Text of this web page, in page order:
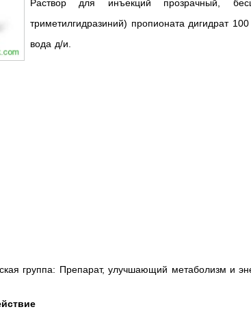
Раствор для инъекций прозрачный,
триметилгидразиний) пропионата дигидрат
вода д/и.
группа: Препарат, улучшающий метаболизм и